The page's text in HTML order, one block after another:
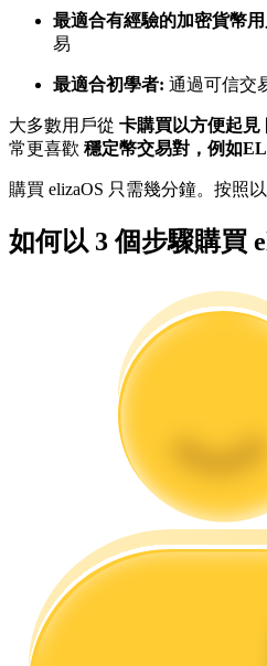
坐享盈利分成和跟單分傭
合約資訊
包含交易情況等的大數據分
合約功能使用指南
最適合有經驗的加密貨幣
易
最適合初學者: 通過可信交
大多數用戶從 卡購買以方便起見
常更喜歡 穩定幣交易對，例如
購買 elizaOS 只需幾分鐘。按照
如何以 3 個步驟購買